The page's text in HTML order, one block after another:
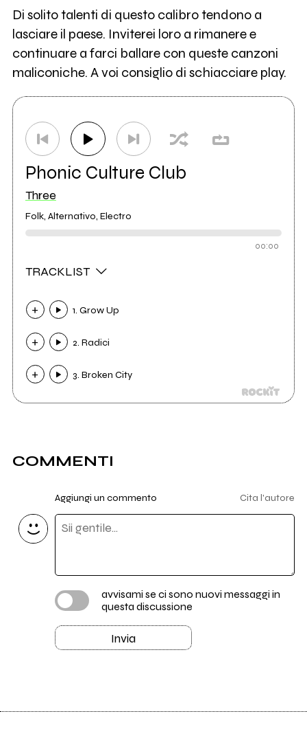
Di solito talenti di questo calibro tendono a
lasciare il paese. Inviterei loro a rimanere e
continuare a farci ballare con queste canzoni
maliconiche. A voi consiglio di schiacciare play.
Phonic Culture Club
Three
Folk, Alternativo, Electro
00:00
TRACKLIST
1. Grow Up
2. Radici
3. Broken City
COMMENTI
Aggiungi un commento Cita l'autore
avvisami se ci sono nuovi messaggi in
questa discussione
Invia